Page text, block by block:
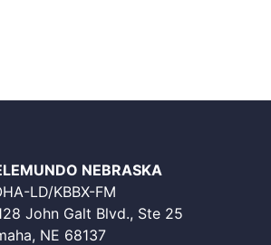
NEBRASKA
LD/KBBX-FM
John Galt Blvd., Ste 25
NE 68137